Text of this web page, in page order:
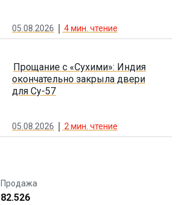
05.08.2026 4мин. чтение
Прощание с «Сухими»: Индия
окончательно закрыла двери
для Су-57
05.08.2026 2 мин. чтение
Продажа
82.526